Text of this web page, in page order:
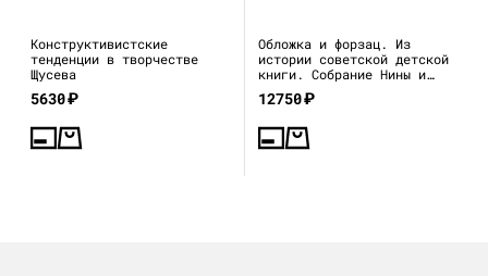
Конструктивистские
тенденции в творчестве
Щусева
5630₽
Обложка и форзац. Из
истории советской детской
книги. Собрание Нины и
Вадима Гинзбург
12750₽